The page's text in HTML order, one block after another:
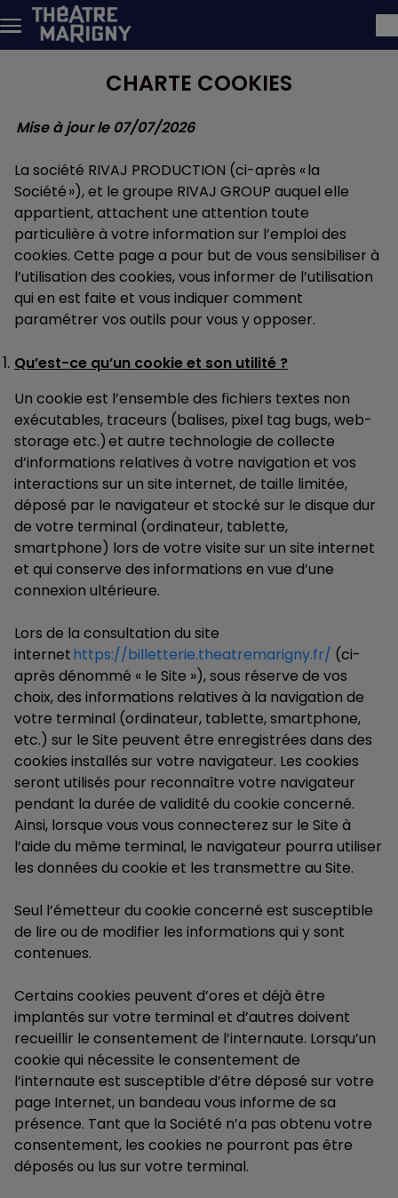
Skip to main content
CHARTE COOKIES
Mise à jour le 07/07/2026
La société RIVAJ PRODUCTION (ci-après « la
Société »), et le groupe RIVAJ GROUP auquel elle
appartient, attachent une attention toute
particulière à votre information sur l’emploi des
cookies. Cette page a pour but de vous sensibiliser à
l’utilisation des cookies, vous informer de l’utilisation
qui en est faite et vous indiquer comment
paramétrer vos outils pour vous y opposer.
Qu’est-ce qu’un cookie et son utilité ?
Un cookie est l’ensemble des fichiers textes non
exécutables, traceurs (balises, pixel tag bugs, web-
storage etc.) et autre technologie de collecte
d’informations relatives à votre navigation et vos
interactions sur un site internet, de taille limitée,
déposé par le navigateur et stocké sur le disque dur
de votre terminal (ordinateur, tablette,
smartphone) lors de votre visite sur un site internet
et qui conserve des informations en vue d’une
connexion ultérieure.
Lors de la consultation du site
internethttps://billetterie.theatremarigny.fr/ (ci-
après dénommé « le Site »), sous réserve de vos
choix, des informations relatives à la navigation de
votre terminal (ordinateur, tablette, smartphone,
etc.) sur le Site peuvent être enregistrées dans des
cookies installés sur votre navigateur. Les cookies
seront utilisés pour reconnaître votre navigateur
pendant la durée de validité du cookie concerné.
Ainsi, lorsque vous vous connecterez sur le Site à
l’aide du même terminal, le navigateur pourra utiliser
les données du cookie et les transmettre au Site.
Seul l’émetteur du cookie concerné est susceptible
de lire ou de modifier les informations qui y sont
contenues.
Certains cookies peuvent d’ores et déjà être
implantés sur votre terminal et d’autres doivent
recueillir le consentement de l’internaute. Lorsqu’un
cookie qui nécessite le consentement de
l’internaute est susceptible d’être déposé sur votre
page Internet, un bandeau vous informe de sa
présence. Tant que la Société n’a pas obtenu votre
consentement, les cookies ne pourront pas être
déposés ou lus sur votre terminal.